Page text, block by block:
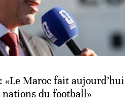
«Le Maroc fait aujourd’hui
du football»